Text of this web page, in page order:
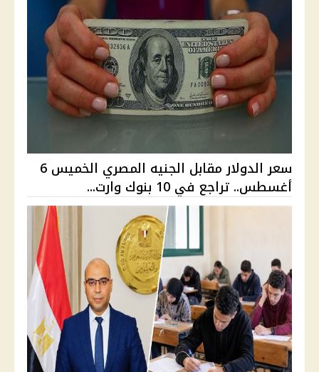
سعر الدولار مقابل الجنيه المصري الخميس 6
أغسطس.. تراجع في 10 بنوك وارت...